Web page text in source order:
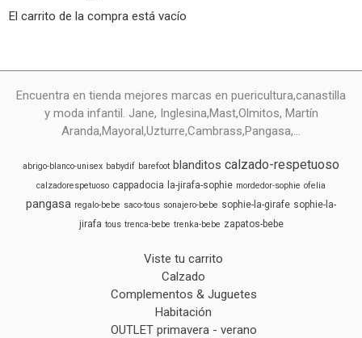
El carrito de la compra está vacío
Encuentra en tienda mejores marcas en puericultura,canastilla
y moda infantil. Jane, Inglesina,Mast,Olmitos, Martín
Aranda,Mayoral,Uzturre,Cambrass,Pangasa,...
abrigo-blanco-unisex babydif barefoot blanditos calzado-respetuoso
calzadorespetuoso cappadocia la-jirafa-sophie mordedor-sophie ofelia
pangasa regalo-bebe saco-tous sonajero-bebe sophie-la-girafe sophie-la-
jirafa tous trenca-bebe trenka-bebe zapatos-bebe
Viste tu carrito
Calzado
Complementos & Juguetes
Habitación
OUTLET primavera - verano